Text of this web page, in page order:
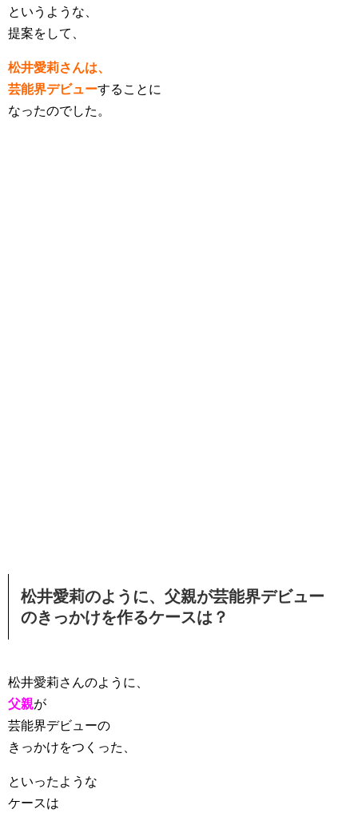
というような、
提案をして、
松井愛莉さんは、
芸能界デビューすることに
なったのでした。
松井愛莉のように、父親が芸能界デビュー
のきっかけを作るケースは？
松井愛莉さんのように、
父親が
芸能界デビューの
きっかけをつくった、
といったような
ケースは